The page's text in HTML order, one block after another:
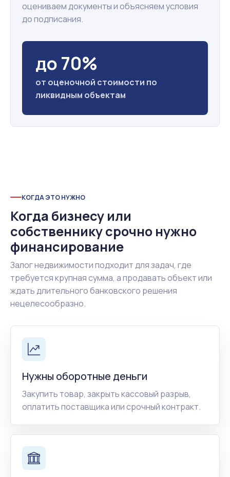
оцениваем документы и объясняем условия
до подписания.
до 70%
от оценочной стоимости по
ликвидным объектам
КОГДА ЭТО НУЖНО
Когда бизнесу или
собственнику срочно нужно
финансирование
Залог недвижимости подходит для задач, где
требуется крупная сумма, а продавать объект или
ждать длительного банковского решения
нецелесообразно.
Нужны оборотные деньги
Закупить товар, закрыть кассовый разрыв,
оплатить поставщика или срочный контракт.